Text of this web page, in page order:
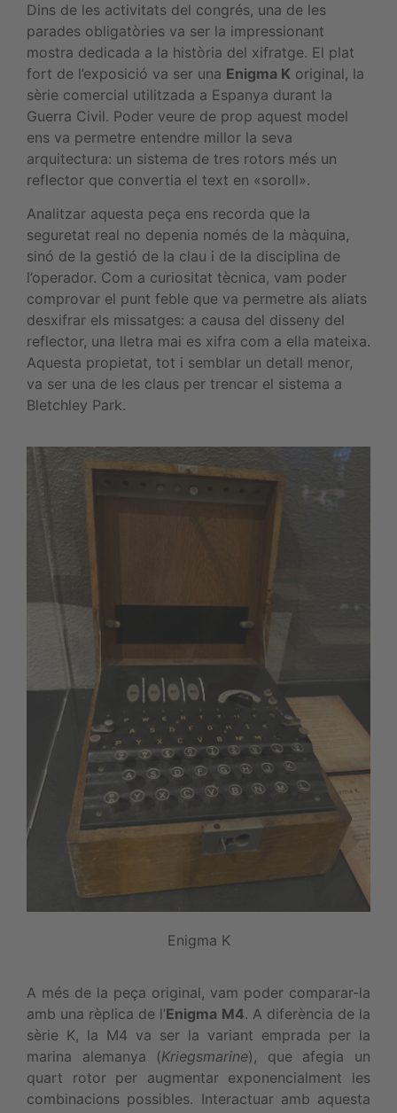
Dins de les activitats del congrés, una de les
parades obligatòries va ser la impressionant
mostra dedicada a la història del xifratge. El plat
fort de l’exposició va ser una Enigma K original, la
sèrie comercial utilitzada a Espanya durant la
Guerra Civil. Poder veure de prop aquest model
ens va permetre entendre millor la seva
arquitectura: un sistema de tres rotors més un
reflector que convertia el text en «soroll».
Analitzar aquesta peça ens recorda que la
seguretat real no depenia només de la màquina,
sinó de la gestió de la clau i de la disciplina de
l’operador. Com a curiositat tècnica, vam poder
comprovar el punt feble que va permetre als aliats
desxifrar els missatges: a causa del disseny del
reflector, una lletra mai es xifra com a ella mateixa.
Aquesta propietat, tot i semblar un detall menor,
va ser una de les claus per trencar el sistema a
Bletchley Park.
Enigma K
A més de la peça original, vam poder comparar-la
amb una rèplica de l’Enigma M4. A diferència de la
sèrie K, la M4 va ser la variant emprada per la
marina alemanya (Kriegsmarine), que afegia un
quart rotor per augmentar exponencialment les
combinacions possibles. Interactuar amb aquesta